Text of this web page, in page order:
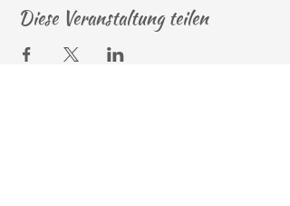
Winter vor mit wertvollen Vorräten.
fermentieren, Oxymel und Wildfrüchte
Diese Veranstaltung teilen